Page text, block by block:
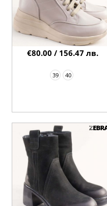
39 40
€80.00 / 156.47 лв.